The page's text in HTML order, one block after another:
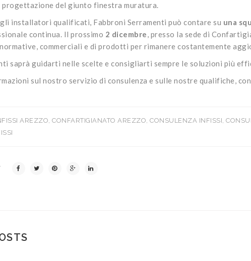
progettazione del giunto finestra muratura.
installatori qualificati, Fabbroni Serramenti può contare su una
continua. Il prossimo 2 dicembre, presso la sede di
commerciali e di prodotti per rimanere costantemente
saprà guidarti nelle scelte e consigliarti sempre le soluzioni più
sul nostro servizio di consulenza e sulle nostre qualifiche,
AREZZO, CONFARTIGIANATO AREZZO, CONSULENZA INFISSI,